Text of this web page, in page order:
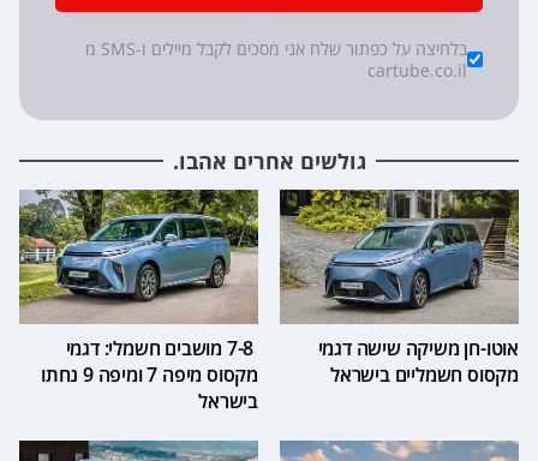
Checkboxes
*
בלחיצה על כפתור שלח אני מסכים לקבל מיילים ו-SMS מ
cartube.co.il
גולשים אחרים אהבו.
אוטו-חן משיקה שישה דגמי
מקסוס חשמליים בישראל
7-8 מושבים חשמלי: דגמי
מקסוס מיפה 7 ומיפה 9 נחתו
בישראל